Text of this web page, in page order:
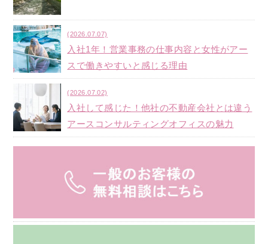
(2026.07.07)
入社1年！営業事務の仕事内容と女性がアー
スで働きやすいと感じる理由
(2026.07.02)
入社して感じた！他社の不動産会社とは違う
アースコンサルティングオフィスの魅力